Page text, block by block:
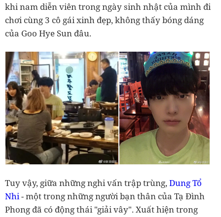
khi nam diễn viên trong ngày sinh nhật của mình đi
chơi cùng 3 cô gái xinh đẹp, không thấy bóng dáng
của Goo Hye Sun đâu.
Tuy vậy, giữa những nghi vấn trập trùng,Dung Tổ
Nhi- một trong những người bạn thân của Tạ Đình
Phong đã có động thái "giải vây". Xuất hiện trong